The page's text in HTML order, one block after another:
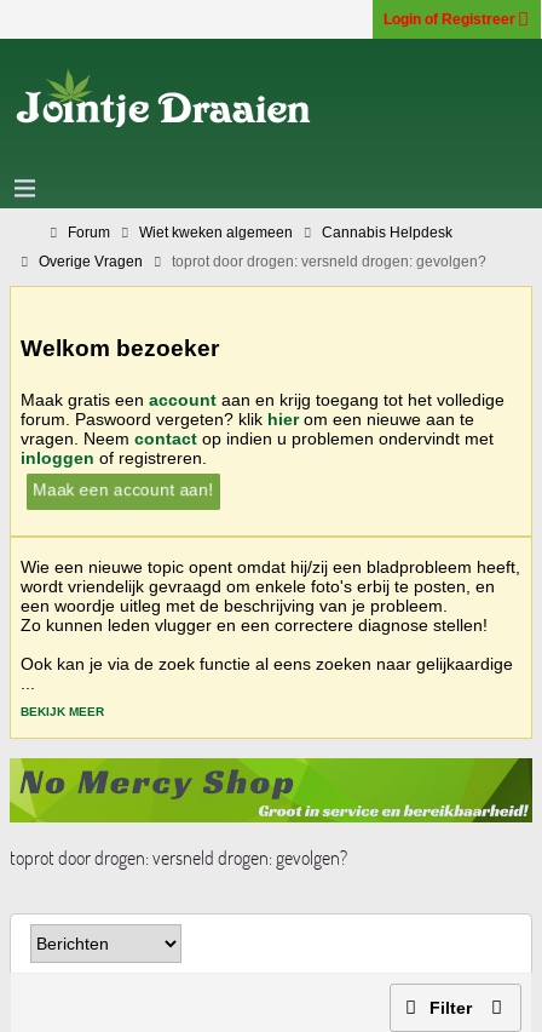
Login of Registreer
Forum Wiet kweken algemeen
Cannabis Helpdesk
Overige Vragen
toprot door drogen: versneld drogen: gevolgen?
Welkom bezoeker
Maak gratis een account aan en krijg toegang tot het volledige
forum. Paswoord vergeten? klik hierom een nieuwe aan te
vragen. Neem contact op indien u problemen ondervindt met
inloggen of registreren.
Maak een account aan!
Wie een nieuwe topic opent omdat hij/zij een bladprobleem heeft,
wordt vriendelijk gevraagd om enkele foto's erbij te posten, en
een woordje uitleg met de beschrijving van je probleem.
Zo kunnen leden vlugger en een correctere diagnose stellen!
Ook kan je via de zoek functie al eens zoeken naar gelijkaardige
BEKIJK MEER
toprot door drogen: versneld drogen: gevolgen?
Filter